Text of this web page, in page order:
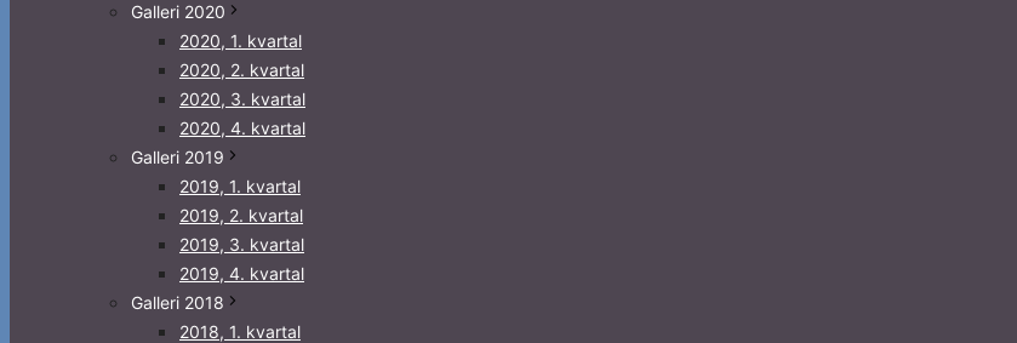
Galleri 2020
2020, 1. kvartal
2020, 2. kvartal
2020, 3. kvartal
2020, 4. kvartal
Galleri 2019
2019, 1. kvartal
2019, 2. kvartal
2019, 3. kvartal
2019, 4. kvartal
Galleri 2018
2018, 1. kvartal